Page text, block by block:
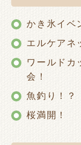
かき氷イベ
エルケアネ
ワールド
会！
魚釣り！？
桜満開！